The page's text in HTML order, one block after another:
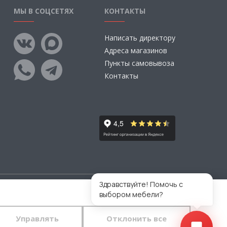
МЫ В СОЦСЕТЯХ КОНТАКТЫ
Написать директору
Адреса магазинов
Пункты самовывоза
Контакты
за размещаемые Пользователями
пользовательского
Управлять Отклонить все
Здравствуйте! Помочь с
выбором мебели?